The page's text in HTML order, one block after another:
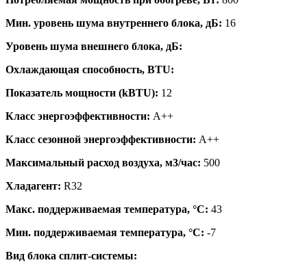
Мин. уровень шума внутреннего блока, дБ: 16
Уровень шума внешнего блока, дБ:
Охлаждающая способность, BTU:
Показатель мощности (kBTU): 12
Класс энергоэффективности: A++
Класс сезонной энергоэффективности: A++
Максимальный расход воздуха, м3/час: 500
Хладагент: R32
Макс. поддерживаемая температура, °C: 43
Мин. поддерживаемая температура, °C: -7
Вид блока сплит-системы: